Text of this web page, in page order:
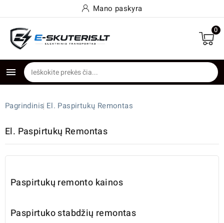
Mano paskyra
0

Pagrindinis El. Paspirtukų Remontas
El. Paspirtukų Remontas
Paspirtukų remonto kainos
Paspirtuko stabdžių remontas